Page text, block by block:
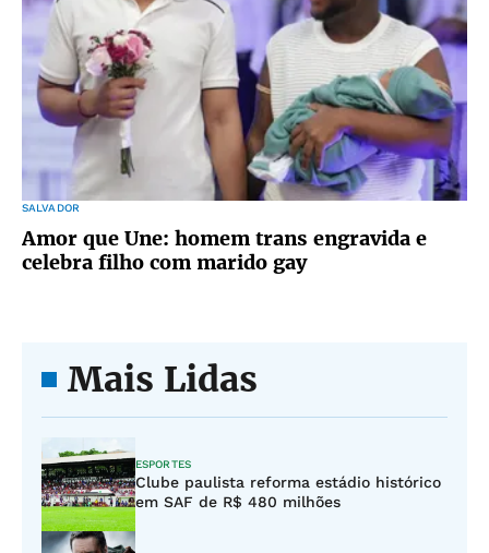
SALVADOR
Amor que Une: homem trans engravida e
celebra filho com marido gay
Mais Lidas
ESPORTES
Clube paulista reforma estádio histórico
em SAF de R$ 480 milhões